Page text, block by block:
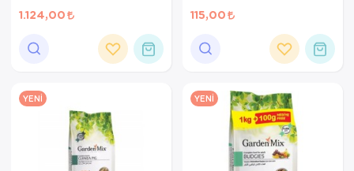
Mini Paraketler İçin
1.124,00 115,00
YENI YENI